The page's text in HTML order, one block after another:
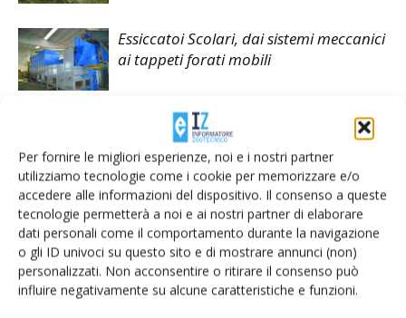
Per fornire le migliori esperienze, noi e i nostri partner
utilizziamo tecnologie come i cookie per memorizzare e/o
accedere alle informazioni del dispositivo. Il consenso a queste
tecnologie permetterà a noi e ai nostri partner di elaborare
dati personali come il comportamento durante la navigazione
o gli ID univoci su questo sito e di mostrare annunci (non)
personalizzati. Non acconsentire o ritirare il consenso può
influire negativamente su alcune caratteristiche e funzioni.
Essiccatoi Scolari, dai sistemi meccanici
ai tappeti forati mobili
LASCIA UN COMMENTO